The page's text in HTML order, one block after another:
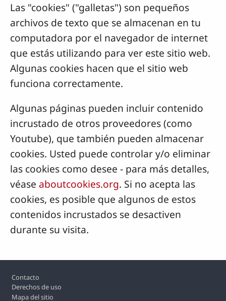
Las "cookies" ("galletas") son pequeños
archivos de texto que se almacenan en tu
computadora por el navegador de internet
que estás utilizando para ver este sitio web.
Algunas cookies hacen que el sitio web
funciona correctamente.
Algunas páginas pueden incluir contenido
incrustado de otros proveedores (como
Youtube), que también pueden almacenar
cookies. Usted puede controlar y/o eliminar
las cookies como desee - para más detalles,
véase aboutcookies.org. Si no acepta las
cookies, es posible que algunos de estos
contenidos incrustados se desactiven
durante su visita.
Contacto
Derechos de uso
Mapa del sitio